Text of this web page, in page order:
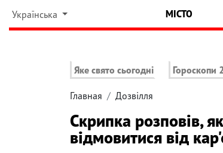
Українська МІСТО
Яке свято сьогодні Гороскопи
Главная Дозвілля
Скрипка розповів,
відмовитися від